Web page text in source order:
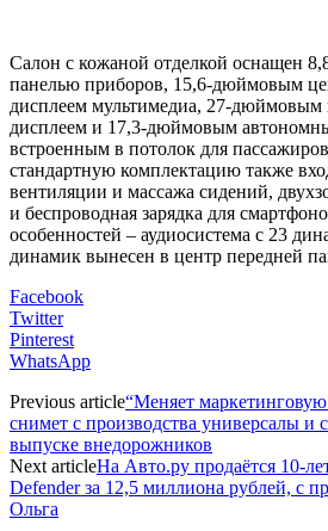
Салон с кожаной отделкой оснащен
панелью приборов, 15,6-дюймовым
дисплеем мультимедиа, 27-
дисплеем и 17,3-дюймовым
встроенным в потолок для
стандартную комплектацию также
вентиляции и массажа сидений,
и беспроводная зарядка для
особенностей – аудиосистема с 23
динамик вынесен в центр передней
Facebook
Twitter
Pinterest
WhatsApp
Previous article“Меняет
снимет с производства универсалы и
выпуске внедорожников
Next articleНа Авто.ру продаётся 10-
Defender за 12,5 миллиона рублей, с
Ольга